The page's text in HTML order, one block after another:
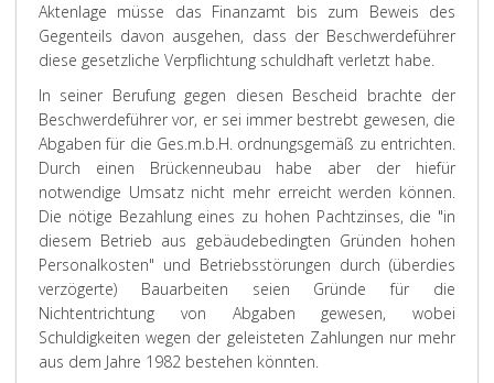
Aktenlage müsse das Finanzamt bis zum Beweis des
Gegenteils davon ausgehen, dass der Beschwerdeführer
diese gesetzliche Verpflichtung schuldhaft verletzt habe.
In seiner Berufung gegen diesen Bescheid brachte der
Beschwerdeführer vor, er sei immer bestrebt gewesen, die
Abgaben für die Ges.m.b.H. ordnungsgemäß zu entrichten.
Durch einen Brückenneubau habe aber der hiefür
notwendige Umsatz nicht mehr erreicht werden können.
Die nötige Bezahlung eines zu hohen Pachtzinses, die "in
diesem Betrieb aus gebäudebedingten Gründen hohen
Personalkosten" und Betriebsstörungen durch (überdies
verzögerte) Bauarbeiten seien Gründe für die
Nichtentrichtung von Abgaben gewesen, wobei
Schuldigkeiten wegen der geleisteten Zahlungen nur mehr
aus dem Jahre 1982 bestehen könnten.